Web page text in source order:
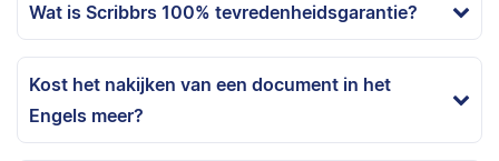
Wat is Scribbrs 100% tevredenheidsgarantie?
Kost het nakijken van een document in het
Engels meer?